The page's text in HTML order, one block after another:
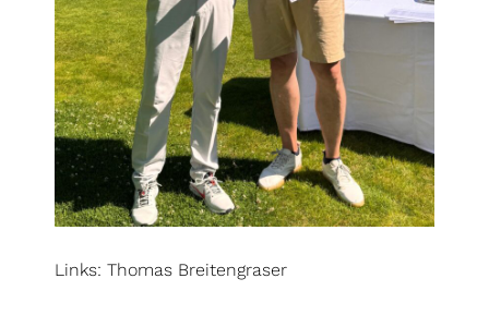
Links: Thomas Breitengraser